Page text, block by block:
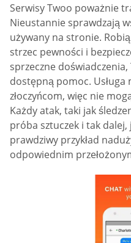
Serwisy Twoo poważnie
Nieustannie sprawdzają
używany na stronie.
strzec pewności i
sprzeczne
dostępną pomoc. Usługa
złoczyńcom, więc nie
Każdy atak, taki jak
próba sztuczek i tak
prawdziwy przykład
odpowiednim